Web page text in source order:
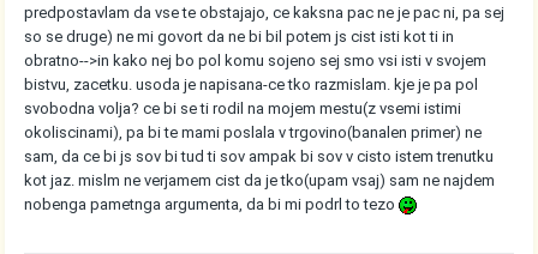
predpostavlam da vse te obstajajo, ce kaksna pac ne je pac ni, pa sej
so se druge) ne mi govort da ne bi bil potem js cist isti kot ti in
obratno-->in kako nej bo pol komu sojeno sej smo vsi isti v svojem
bistvu, zacetku. usoda je napisana-ce tko razmislam. kje je pa pol
svobodna volja? ce bi se ti rodil na mojem mestu(z vsemi istimi
okoliscinami), pa bi te mami poslala v trgovino(banalen primer) ne
sam, da ce bi js sov bi tud ti sov ampak bi sov v cisto istem trenutku
kot jaz. mislm ne verjamem cist da je tko(upam vsaj) sam ne najdem
nobenga pametnga argumenta, da bi mi podrl to tezo